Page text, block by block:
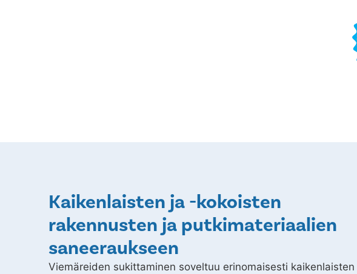
Kaikenlaisten ja -kokoisten
rakennusten ja putkimateriaalien
saneeraukseen
Viemäreiden sukittaminen soveltuu erinomaisesti kaikenlaisten